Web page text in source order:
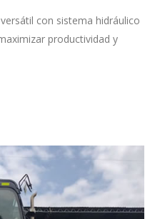
con sistema hidráulico
productividad y